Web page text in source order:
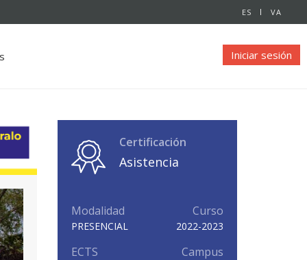
ES VA
Iniciar sesión
Certificación
Asistencia
Modalidad
PRESENCIAL
Curso
2022-2023
ECTS Campus